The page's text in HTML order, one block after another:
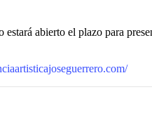
abierto el plazo para